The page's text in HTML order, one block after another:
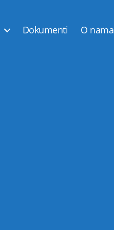
Dokumenti O nama